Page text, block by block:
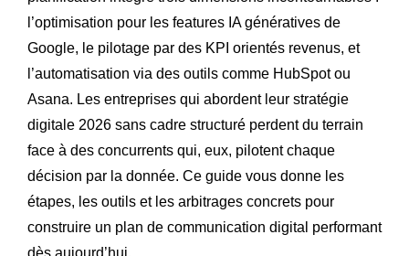
l’optimisation pour les features IA génératives de
Google, le pilotage par des KPI orientés revenus, et
l’automatisation via des outils comme HubSpot ou
Asana. Les entreprises qui abordent leur stratégie
digitale 2026 sans cadre structuré perdent du terrain
face à des concurrents qui, eux, pilotent chaque
décision par la donnée. Ce guide vous donne les
étapes, les outils et les arbitrages concrets pour
construire un plan de communication digital performant
dès aujourd’hui.